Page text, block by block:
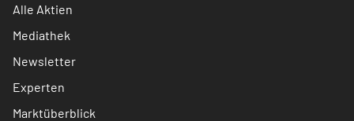
Alle Aktien
Mediathek
Newsletter
Experten
Marktüberblick